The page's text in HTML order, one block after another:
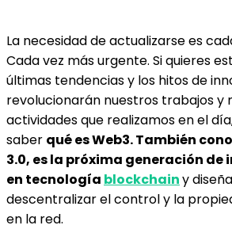
La necesidad de actualizarse es
Cada vez más urgente. Si quieres
últimas tendencias y los hitos de
revolucionarán nuestros trabajos y
actividades que realizamos en el
saber qué es Web3. También
3.0, es la próxima generación
en tecnología blockchainy
descentralizar el control y la
en la red.